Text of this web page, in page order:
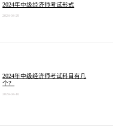
2024年中级经济师考试形式
2024-04-29
2024年中级经济师考试科目有几
个？
2024-04-16